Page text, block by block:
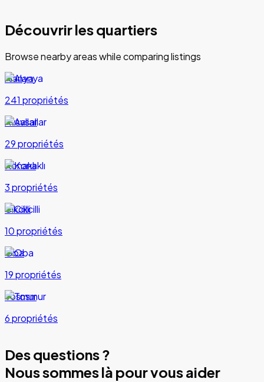
Découvrir les quartiers
Browse nearby areas while comparing listings
Alanya
241 propriétés
Avsallar
29 propriétés
Konaklı
3 propriétés
Cikcilli
10 propriétés
Oba
19 propriétés
Tosmur
6 propriétés
Des questions ?
Nous sommes là pour vous aider